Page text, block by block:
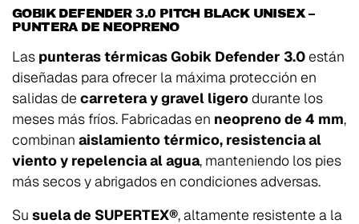
GOBIK DEFENDER 3.0 PITCH BLACK UNISEX –
PUNTERA DE NEOPRENO
Las punteras térmicas Gobik Defender 3.0están
diseñadas para ofrecer la máxima protección en
salidas de carretera y gravel ligerodurante los
meses más fríos. Fabricadas en neopreno de 4 mm,
combinan aislamiento térmico, resistencia al
viento y repelencia al agua, manteniendo los pies
más secos y abrigados en condiciones adversas.
Su suela de SUPERTEX®, altamente resistente a la